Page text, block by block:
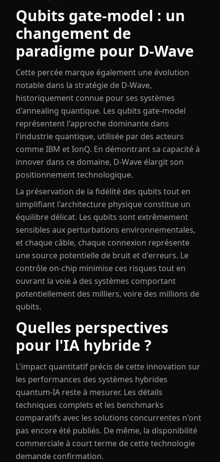
Qubits gate-model : un
changement de
paradigme pour D-Wave
Cette percée marque également une évolution
notable dans la stratégie de D-Wave,
historiquement connue pour ses systèmes
d'annealing quantique. Les qubits gate-model
représentent l'approche dominante dans
l'industrie quantique, utilisée par des acteurs
comme IBM et IonQ. En démontrant sa capacité à
innover dans ce domaine, D-Wave élargit son
positionnement technologique.
La préservation de la fidélité des qubits tout en
simplifiant l'architecture physique constitue un
équilibre délicat. Les qubits sont extrêmement
sensibles aux perturbations environnementales,
et chaque câble, chaque connexion représente
une source potentielle de bruit et d'erreurs. Le
contrôle on-chip minimise ces risques tout en
ouvrant la voie à des systèmes comportant
potentiellement des milliers, voire des millions de
qubits.
Quelles perspectives
pour l'IA hybride ?
L'impact quantitatif précis de cette innovation sur
les performances des systèmes hybrides
quantum-IA reste à mesurer. Les détails
techniques complets et les benchmarks
comparatifs avec les solutions concurrentes n'ont
pas encore été publiés. De même, la disponibilité
commerciale à court terme de cette technologie
demande confirmation.